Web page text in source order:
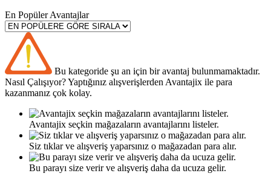
En Popüler Avantajlar
Bu kategoride şu an için bir avantaj bulunmamaktadır.
Nasıl Çalışıyor?Yaptığınız alışverişlerden Avantajix ile para
kazanmanız çok kolay.
Avantajix seçkin mağazaların avantajlarını listeler.
Siz tıklar ve alışveriş yaparsınız o mağazadan para alır.
Bu parayı size verir ve alışveriş daha da ucuza gelir.